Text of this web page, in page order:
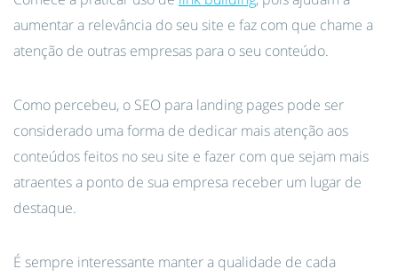
aumentar a relevância do seu site e faz com que chame a
atenção de outras empresas para o seu conteúdo.
Como percebeu, o SEO para landing pages pode ser
considerado uma forma de dedicar mais atenção aos
conteúdos feitos no seu site e fazer com que sejam mais
atraentes a ponto de sua empresa receber um lugar de
destaque.
É sempre interessante manter a qualidade de cada